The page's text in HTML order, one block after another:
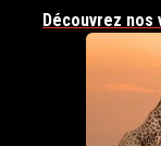
Découvrez nos